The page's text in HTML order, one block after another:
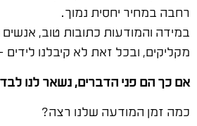
רחבה במחיר יחסית נמוך.
במידה והמודעות כתובות טוב, אנשים
מקליקים, ובכל זאת לא קיבלנו לידים
אם כך הם פני הדברים, נשאר לנו
כמה זמן המודעה שלנו רצה?